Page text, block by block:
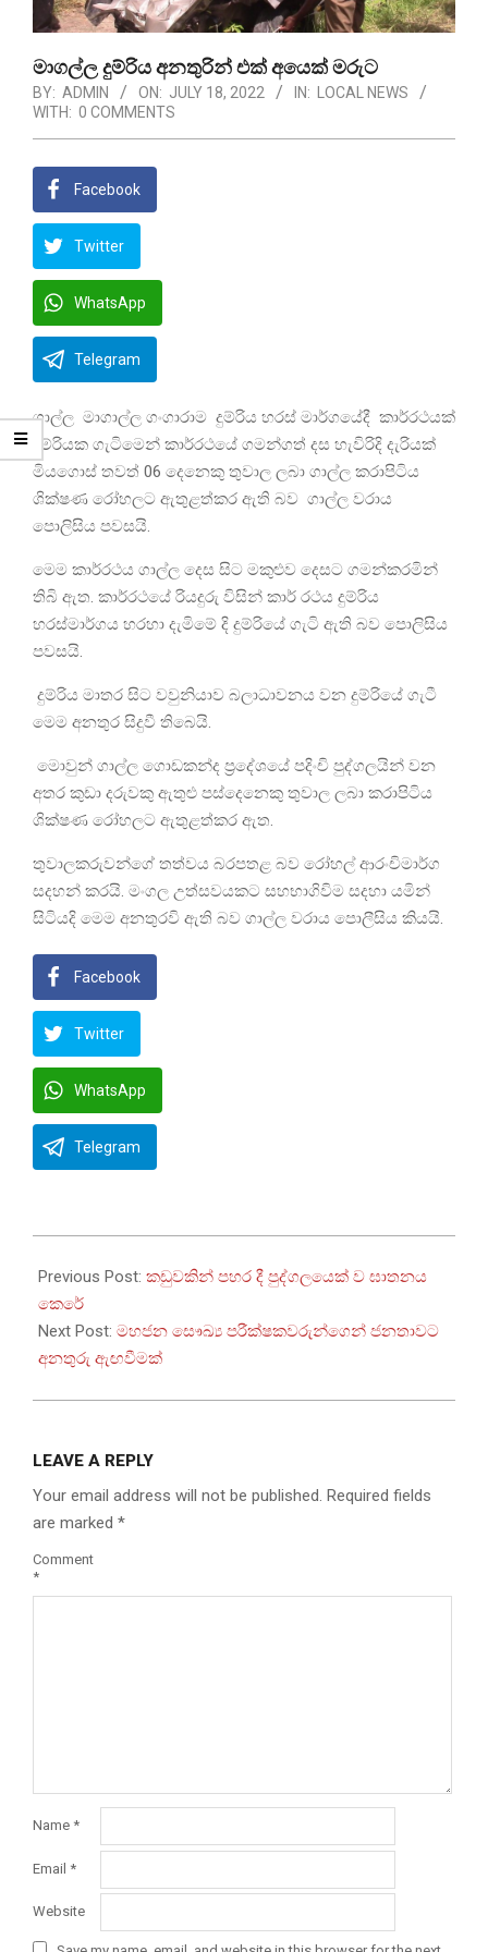
මාගල්ල දුම්රිය අනතුරින් එක් අයෙක් මරුට
BY: ADMIN ON: JULY 18, 2022 IN:
LOCAL NEWS
WITH: 0 COMMENTS
Facebook
Twitter
WhatsApp
Telegram
ගාල්ල මාගාල්ල ගංගාරාම දුම්රිය හරස් මාර්ගයේදී කාර්රථයක්
දුම්රියක ගැටිමෙන් කාර්රථයේ ගමන්ගත් දස හැවිරිදි දැරියක්
මියගොස් තවත් 06 දෙනෙකු තුවාල ලබා ගාල්ල කරාපිටිය
ශික්ෂණ රෝහලට ඇතුළත්කර ඇති බව ගාල්ල වරාය
පොලිසිය පවසයි.
මෙම කාර්රථය ගාල්ල දෙස සිට මකුළුව දෙසට ගමන්කරමින්
තිබි ඇත. කාර්රථයේ රියදුරු විසින් කාර් රථය දුම්රිය
හරස්මාර්ගය හරහා දැමිමේ දි දුම්රියේ ගැටි ඇති බව පොලිසිය
පවසයි.
දුම්රිය මාතර සිට වවුනියාව බලාධාවනය වන දුම්රියේ ගැටී
මෙම අනතුර සිදුවී තිබෙයි.
මොවුන් ගාල්ල ගොඩකන්ද ප්‍රදේශයේ පදිංචි පුද්ගලයින් වන
අතර කුඩා දරුවකු ඇතුළු පස්දෙනෙකු තුවාල ලබා කරාපිටිය
ශික්ෂණ රෝහලට ඇතුළත්කර ඇත.
තුවාලකරුවන්ගේ තත්වය බරපතළ බව රෝහල් ආරංචිමාර්ග
සදහන් කරයි. මංගල උත්සවයකට සහභාගිවිම සදහා යමින්
සිටියදි මෙම අනතුරවි ඇති බව ගාල්ල වරාය පොලීසිය කියයි.
Facebook
Twitter
WhatsApp
Telegram
07-
18
Previous Post: කඩුවකින් පහර දී පුද්ගලයෙක් ව ඝාතනය
කෙරේ
Next Post: මහජන සෞඛ්‍ය පරීක්ෂකවරුන්ගෙන් ජනතාවට
අනතුරු ඇඟවීමක්
LEAVE A REPLY
Your email address will not be published. Required fields
are marked *
Comment
*
Name *
Email *
Website